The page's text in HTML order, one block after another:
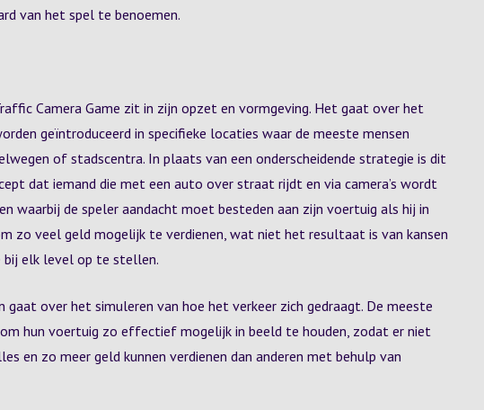
van het spel te benoemen.
Camera Game zit in zijn opzet en vormgeving. Het gaat over het
geïntroduceerd in specifieke locaties waar de meeste mensen
of stadscentra. In plaats van een onderscheidende strategie is dit
dat iemand die met een auto over straat rijdt en via camera’s wordt
waarbij de speler aandacht moet besteden aan zijn voertuig als hij in
zo veel geld mogelijk te verdienen, wat niet het resultaat is van kansen
bij elk level op te stellen.
over het simuleren van hoe het verkeer zich gedraagt. De meeste
hun voertuig zo effectief mogelijk in beeld te houden, zodat er niet
en zo meer geld kunnen verdienen dan anderen met behulp van